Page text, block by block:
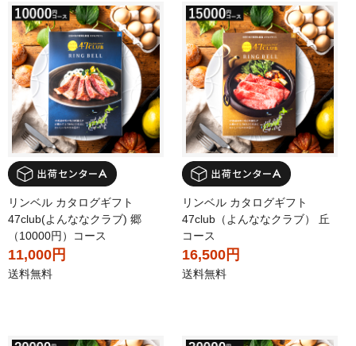
リンベル カタログギフト
47club(よんななクラブ) 郷
（10000円）コース
11,000円
送料無料
リンベル カタログギフト
47club（よんななクラブ） 丘
コース
16,500円
送料無料